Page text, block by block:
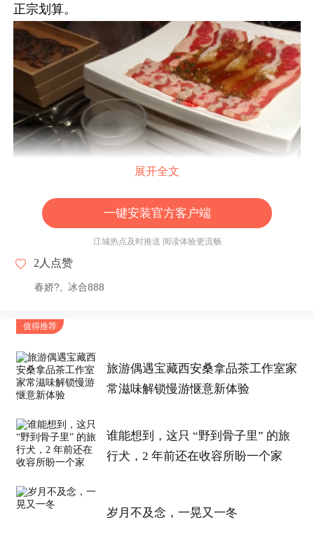
正宗划算。
展开全文
一键安装官方客户端
江城热点及时推送 阅读体验更流畅
2 人点赞
春娇? 冰合888
值得推荐
旅游偶遇宝藏西安桑拿品茶工作室家
常滋味解锁慢游惬意新体验
谁能想到，这只 “野到骨子里” 的旅
行犬，2 年前还在收容所盼一个家
岁月不及念，一晃又一冬